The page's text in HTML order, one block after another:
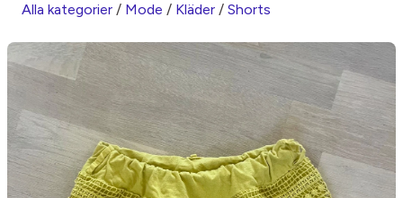
Alla kategorier / Mode / Kläder / Shorts